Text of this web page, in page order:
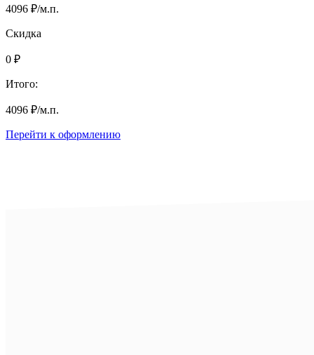
4096 ₽/м.п.
Скидка
0 ₽
Итого:
4096 ₽/м.п.
Перейти к оформлению